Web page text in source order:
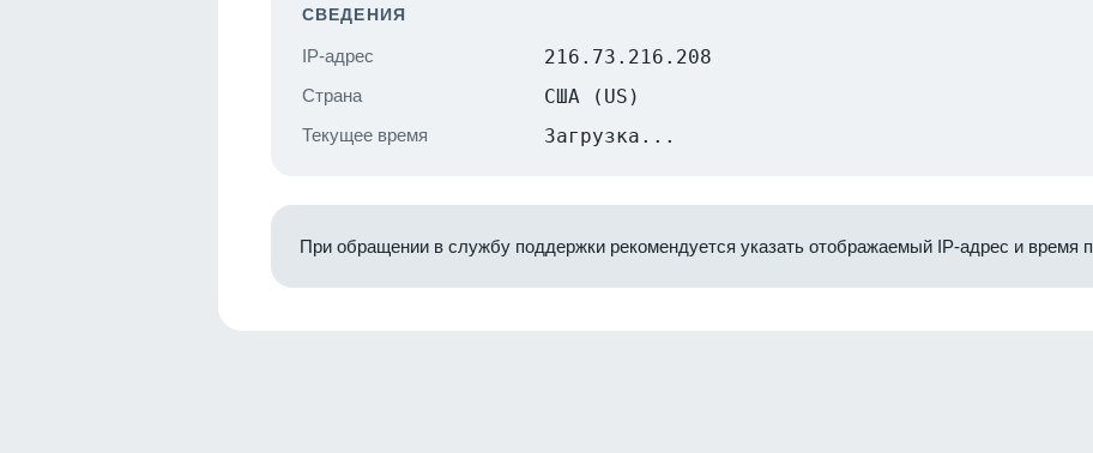
СВЕДЕНИЯ
IP-адрес 216.73.216.208
Страна США (US)
Текущее время Загрузка...
При обращении в службу поддержки рекомендуется указать отображаемый IP-адрес и время